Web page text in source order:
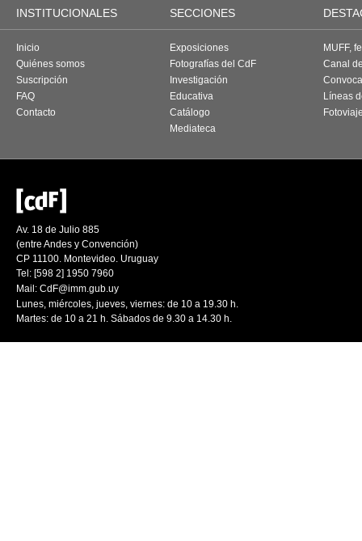
INSTITUCIONALES SECCIONES
Inicio
Quiénes somos
Suscripción
FAQ
Contacto
Exposiciones
Fotografías del CdF
Investigación
Educativa
Catálogo
Mediateca
MUFF,
Canal
Líneas
Av. 18 de Julio 885
(entre Andes y Convención)
CP 11100. Montevideo. Uruguay
Tel: [598 2] 1950 7960
Mail: CdF@imm.gub.uy
Lunes, miércoles, jueves, viernes: de 10 a 19.30 h.
Martes: de 10 a 21 h. Sábados de 9.30 a 14.30 h.